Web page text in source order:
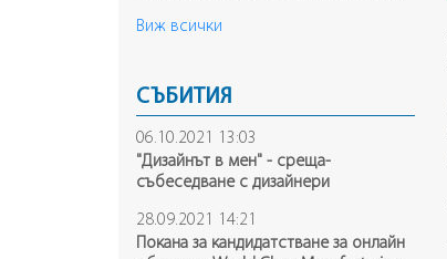
Виж всички
СЪБИТИЯ
06.10.2021 13:03
"Дизайнът в мен" - среща-
събеседване с дизайнери
28.09.2021 14:21
Покана за кандидатстване за онлайн